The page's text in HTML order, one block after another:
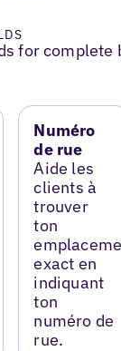
for complete
Numéro
de rue
Aide les
clients à
trouver
ton
exact en
indiquant
ton
numéro de
rue.